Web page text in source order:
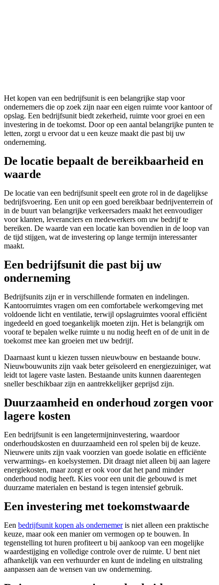
Het kopen van een bedrijfsunit is een belangrijke stap voor
ondernemers die op zoek zijn naar een eigen ruimte voor kantoor of
opslag. Een bedrijfsunit biedt zekerheid, ruimte voor groei en een
investering in de toekomst. Door op een aantal belangrijke punten te
letten, zorgt u ervoor dat u een keuze maakt die past bij uw
onderneming.
De locatie bepaalt de bereikbaarheid en
waarde
De locatie van een bedrijfsunit speelt een grote rol in de dagelijkse
bedrijfsvoering. Een unit op een goed bereikbaar bedrijventerrein of
in de buurt van belangrijke verkeersaders maakt het eenvoudiger
voor klanten, leveranciers en medewerkers om uw bedrijf te
bereiken. De waarde van een locatie kan bovendien in de loop van
de tijd stijgen, wat de investering op lange termijn interessanter
maakt.
Een bedrijfsunit die past bij uw
onderneming
Bedrijfsunits zijn er in verschillende formaten en indelingen.
Kantoorruimtes vragen om een comfortabele werkomgeving met
voldoende licht en ventilatie, terwijl opslagruimtes vooral efficiënt
ingedeeld en goed toegankelijk moeten zijn. Het is belangrijk om
vooraf te bepalen welke ruimte u nu nodig heeft en of de unit in de
toekomst mee kan groeien met uw bedrijf.
Daarnaast kunt u kiezen tussen nieuwbouw en bestaande bouw.
Nieuwbouwunits zijn vaak beter geïsoleerd en energiezuiniger, wat
leidt tot lagere vaste lasten. Bestaande units kunnen daarentegen
sneller beschikbaar zijn en aantrekkelijker geprijsd zijn.
Duurzaamheid en onderhoud zorgen voor
lagere kosten
Een bedrijfsunit is een langetermijninvestering, waardoor
onderhoudskosten en duurzaamheid een rol spelen bij de keuze.
Nieuwere units zijn vaak voorzien van goede isolatie en efficiënte
verwarmings- en koelsystemen. Dit draagt niet alleen bij aan lagere
energiekosten, maar zorgt er ook voor dat het pand minder
onderhoud nodig heeft. Kies voor een unit die gebouwd is met
duurzame materialen en bestand is tegen intensief gebruik.
Een investering met toekomstwaarde
Een bedrijfsunit kopen als ondernemeris niet alleen een praktische
keuze, maar ook een manier om vermogen op te bouwen. In
tegenstelling tot huren profiteert u bij aankoop van een mogelijke
waardestijging en volledige controle over de ruimte. U bent niet
afhankelijk van een verhuurder en kunt de indeling en uitstraling
aanpassen aan de wensen van uw onderneming.